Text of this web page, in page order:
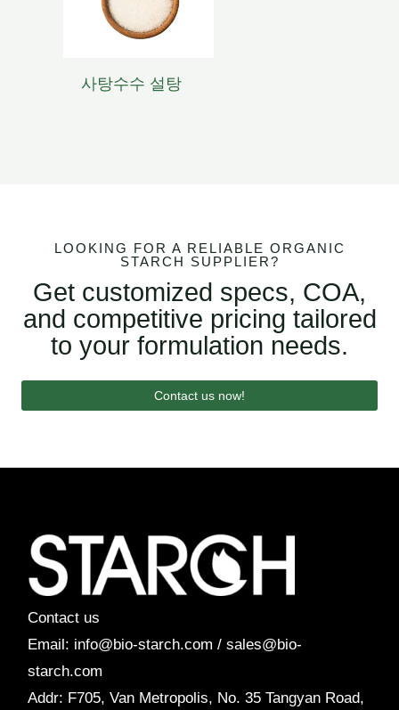
사탕수수 설탕
LOOKING FOR A RELIABLE ORGANIC
STARCH SUPPLIER?
Get customized specs, COA,
and competitive pricing tailored
to your formulation needs.
Contact us now!
Contact us
Email: info@bio-starch.com / sales@bio-
starch.com
Addr: F705, Van Metropolis, No. 35 Tangyan Road,